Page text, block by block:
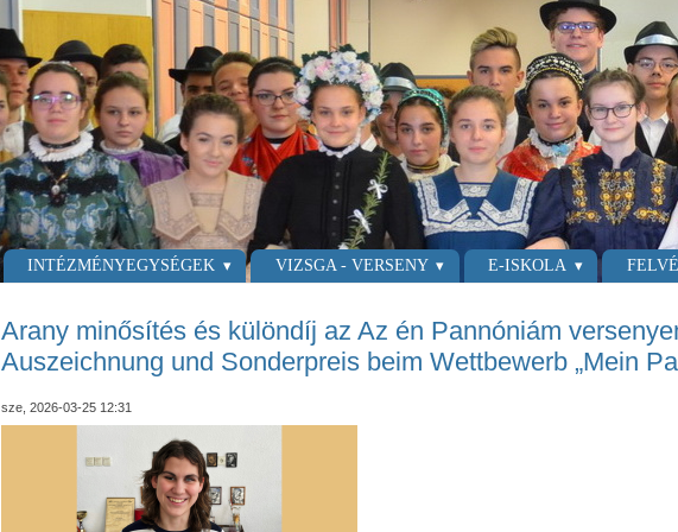
INTÉZMÉNYEGYSÉGEK VIZSGA - VERSENY E-ISKOLA
Arany minősítés és különdíj az Az én Pannóniám
Auszeichnung und Sonderpreis beim Wettbewerb „Mein
sze, 2026-03-25 12:31